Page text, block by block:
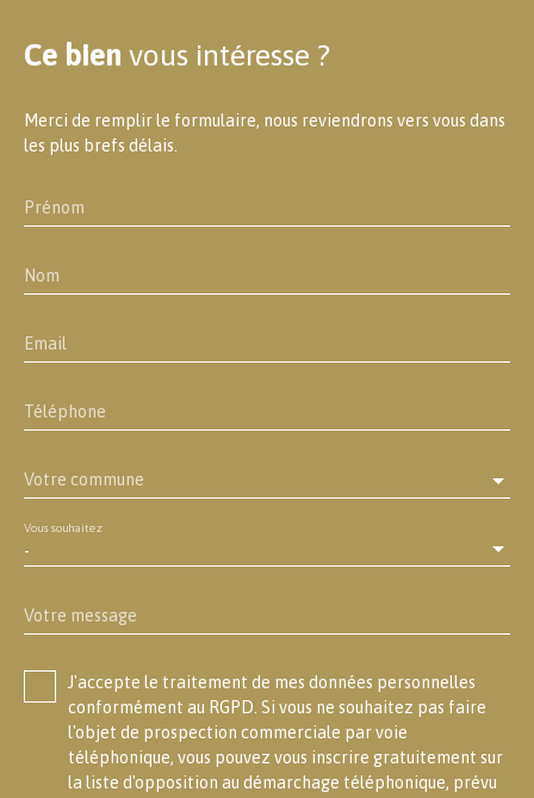
Ce bien vous intéresse ?
Merci de remplir le formulaire, nous reviendrons vers vous dans
les plus brefs délais.
Prénom
Nom
Email
Téléphone
Votre commune
-
Vous souhaitez
Votre message
J'accepte le traitement de mes données personnelles
conformément au RGPD. Si vous ne souhaitez pas faire
l'objet de prospection commerciale par voie
téléphonique, vous pouvez vous inscrire gratuitement sur
la liste d'opposition au démarchage téléphonique, prévu